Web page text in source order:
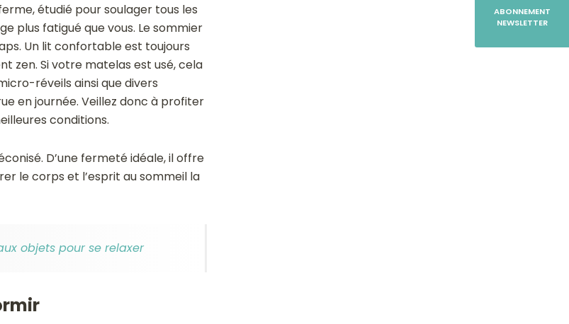
étudié pour soulager tous les
plus fatigué que vous. Le sommier
Un lit confortable est toujours
zen. Si votre matelas est usé, cela
réveils ainsi que divers
en journée. Veillez donc à profiter
conditions.
D’une fermeté idéale, il offre
le corps et l’esprit au sommeil la
objets pour se relaxer
ABONNEMENT
NEWSLETTER